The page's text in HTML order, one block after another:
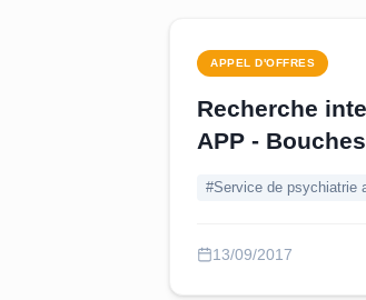
APPEL D'OFFRES
Recherche
APP -
#Service de psychiatrie
13/09/2017